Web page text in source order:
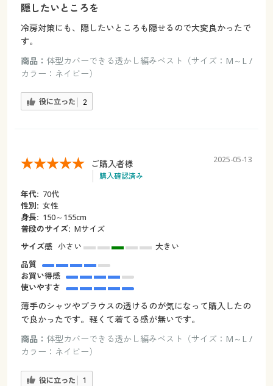
隠したいところを
冷房対策にも、隠したいところも隠せるので大変良かったで
す。
商品： 体型カバーできる透かし編みベスト（サイズ：M～L /
カラー：ネイビー）
役に立った 2
ご購入者様
購入確認済み
2025-05-13
年代: 70代
性別: 女性
身長: 150～155cm
普段のサイズ: Mサイズ
サイズ感 小さい
大きい
品質
お買い得感
使いやすさ
薄手のシャツやブラウスの透けるのが気になって購入したの
で良かったです。軽くて着てる感が無いです。
商品： 体型カバーできる透かし編みベスト（サイズ：M～L /
カラー：ネイビー）
役に立った 1